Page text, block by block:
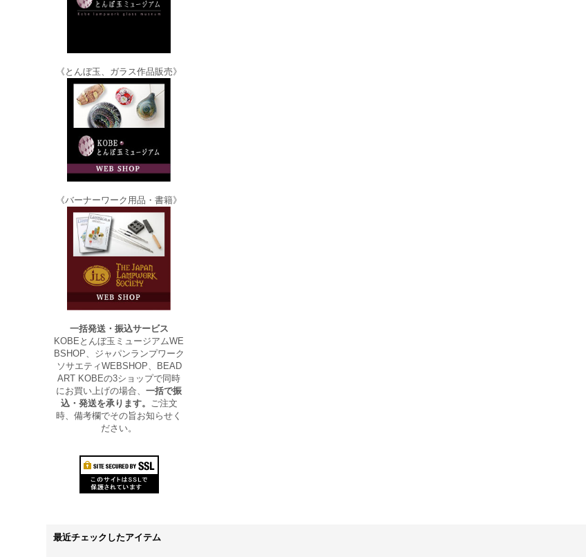
《とんぼ玉、ガラス作品販売》
《バーナーワーク用品・書籍》
一括発送・振込サービス
KOBEとんぼ玉ミュージアムWE
BSHOP、ジャパンランプワーク
ソサエティWEBSHOP、BEAD
ART KOBEの3ショップで同時
にお買い上げの場合、一括で振
込・発送を承ります。 ご注文
時、備考欄でその旨お知らせく
ださい。
最近チェックしたアイテム